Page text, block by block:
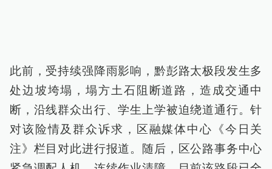
此前，受持续强降雨影响，黔彭路太极段发生多
处边坡垮塌，塌方土石阻断道路，造成交通中
断，沿线群众出行、学生上学被迫绕道通行。针
对该险情及群众诉求，区融媒体中心《今日关
注》栏目对此进行报道。随后，区公路事务中心